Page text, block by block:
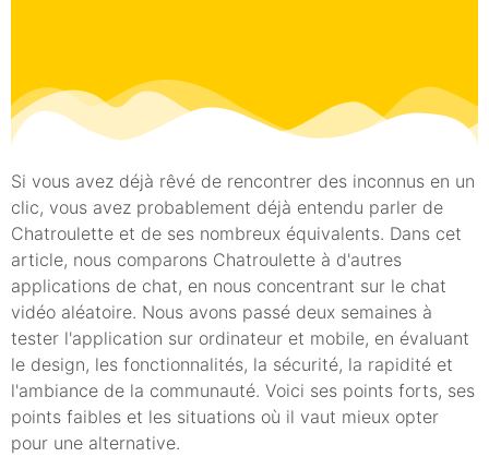
Si vous avez déjà rêvé de rencontrer des inconnus en un
clic, vous avez probablement déjà entendu parler de
Chatroulette et de ses nombreux équivalents. Dans cet
article, nous comparons Chatroulette à d'autres
applications de chat, en nous concentrant sur le chat
vidéo aléatoire. Nous avons passé deux semaines à
tester l'application sur ordinateur et mobile, en évaluant
le design, les fonctionnalités, la sécurité, la rapidité et
l'ambiance de la communauté. Voici ses points forts, ses
points faibles et les situations où il vaut mieux opter
pour une alternative.